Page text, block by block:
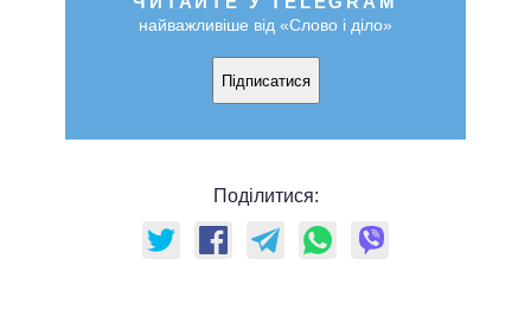
найважливіше від «Слово і діло»
Підписатися
Поділитися: